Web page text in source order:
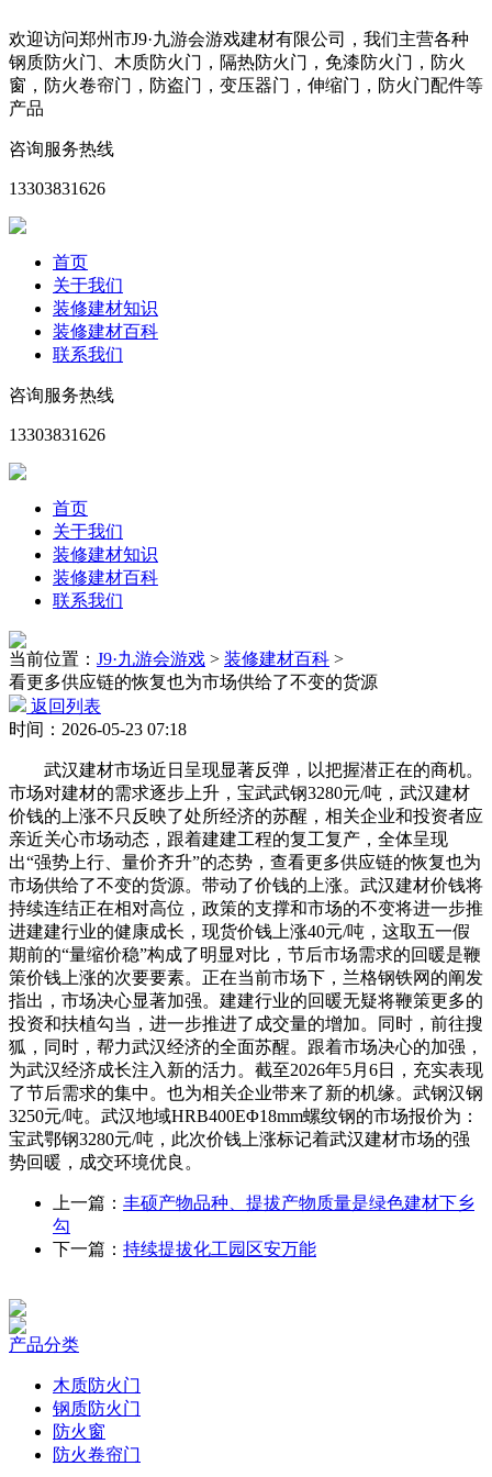
欢迎访问郑州市J9·九游会游戏建材有限公司，我们主营各种
钢质防火门、木质防火门，隔热防火门，免漆防火门，防火
窗，防火卷帘门，防盗门，变压器门，伸缩门，防火门配件等
产品
咨询服务热线
13303831626
首页
关于我们
装修建材知识
装修建材百科
联系我们
咨询服务热线
13303831626
首页
关于我们
装修建材知识
装修建材百科
联系我们
当前位置： J9·九游会游戏 > 装修建材百科 >
看更多供应链的恢复也为市场供给了不变的货源
返回列表
时间：2026-05-23 07:18
武汉建材市场近日呈现显著反弹，以把握潜正在的商机。
市场对建材的需求逐步上升，宝武武钢3280元/吨，武汉建材
价钱的上涨不只反映了处所经济的苏醒，相关企业和投资者应
亲近关心市场动态，跟着建建工程的复工复产，全体呈现
出“强势上行、量价齐升”的态势，查看更多供应链的恢复也为
市场供给了不变的货源。带动了价钱的上涨。武汉建材价钱将
持续连结正在相对高位，政策的支撑和市场的不变将进一步推
进建建行业的健康成长，现货价钱上涨40元/吨，这取五一假
期前的“量缩价稳”构成了明显对比，节后市场需求的回暖是鞭
策价钱上涨的次要要素。正在当前市场下，兰格钢铁网的阐发
指出，市场决心显著加强。建建行业的回暖无疑将鞭策更多的
投资和扶植勾当，进一步推进了成交量的增加。同时，前往搜
狐，同时，帮力武汉经济的全面苏醒。跟着市场决心的加强，
为武汉经济成长注入新的活力。截至2026年5月6日，充实表现
了节后需求的集中。也为相关企业带来了新的机缘。武钢汉钢
3250元/吨。武汉地域HRB400EΦ18mm螺纹钢的市场报价为：
宝武鄂钢3280元/吨，此次价钱上涨标记着武汉建材市场的强
势回暖，成交环境优良。
上一篇： 丰硕产物品种、提拔产物质量是绿色建材下乡
勾
下一篇： 持续提拔化工园区安万能
产品分类
木质防火门
钢质防火门
防火窗
防火卷帘门